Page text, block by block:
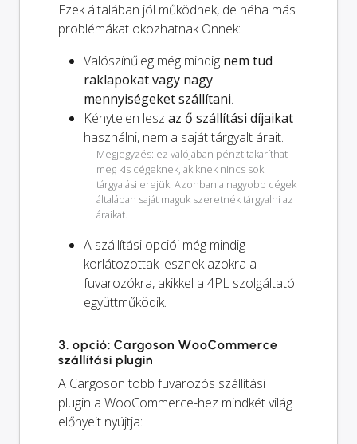
Ezek általában jól működnek, de néha más
problémákat okozhatnak Önnek:
Valószínűleg még mindig nem tud
raklapokat vagy nagy
mennyiségeket szállítani.
Kénytelen lesz az ő szállítási díjaikat
használni, nem a saját tárgyalt árait.
Megjegyzés: ez valójában pénzt takaríthat
meg kis cégeknek, akiknek nincs sok
tárgyalási erejük. Azonban a nagyobb cégek
általában saját maguk szeretnék tárgyalni az
áraikat.
A szállítási opciói még mindig
korlátozottak lesznek azokra a
fuvarozókra, akikkel a 4PL szolgáltató
együttműködik.
3. opció: Cargoson WooCommerce
szállítási plugin
A Cargoson több fuvarozós szállítási
plugin a WooCommerce-hez mindkét világ
előnyeit nyújtja: